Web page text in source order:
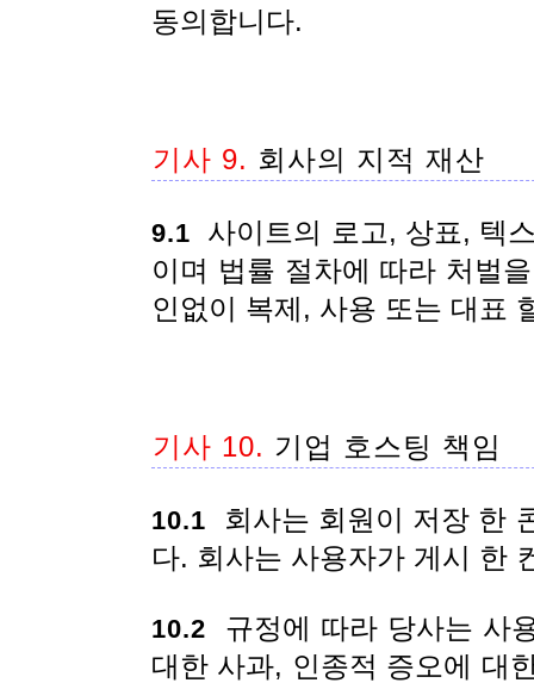
동의합니다.
기사 9. 회사의 지적 재산
9.1 사이트의 로고, 상표, 텍
이며 법률 절차에 따라 처벌
인없이 복제, 사용 또는 대표
기사 10. 기업 호스팅 책임
10.1 회사는 회원이 저장 한
다. 회사는 사용자가 게시 한
10.2 규정에 따라 당사는 사
대한 사과, 인종적 증오에 대